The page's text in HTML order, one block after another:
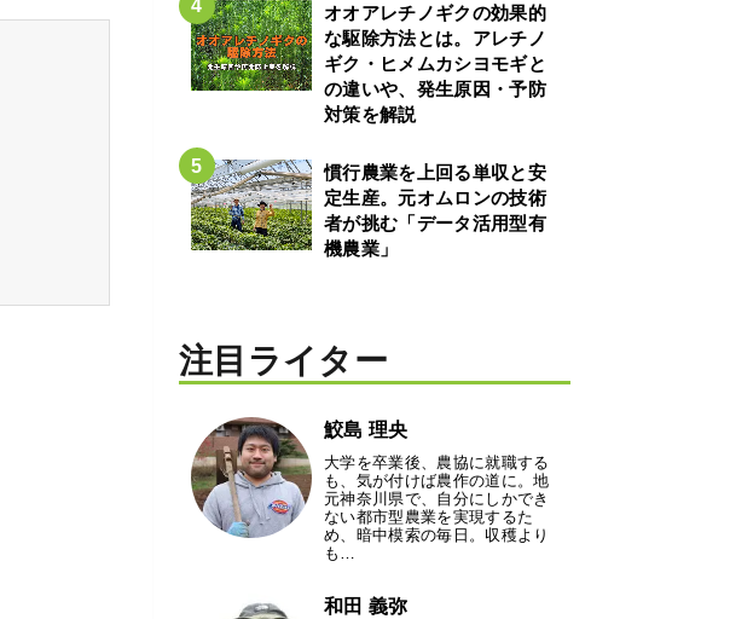
オオアレチノギクの効果的
な駆除方法とは。アレチノ
ギク・ヒメムカシヨモギと
の違いや、発生原因・予防
対策を解説
慣行農業を上回る単収と安
定生産。元オムロンの技術
者が挑む「データ活用型有
機農業」
注目ライター
鮫島 理央
大学を卒業後、農協に就職する
も、気が付けば農作の道に。地
元神奈川県で、自分にしかでき
ない都市型農業を実現するた
め、暗中模索の毎日。収穫より
も…
和田 義弥